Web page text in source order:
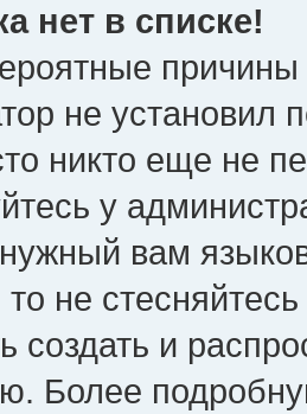
нет в списке!
причины
не установил
никто еще не
у
вам
то не
создать и
Более